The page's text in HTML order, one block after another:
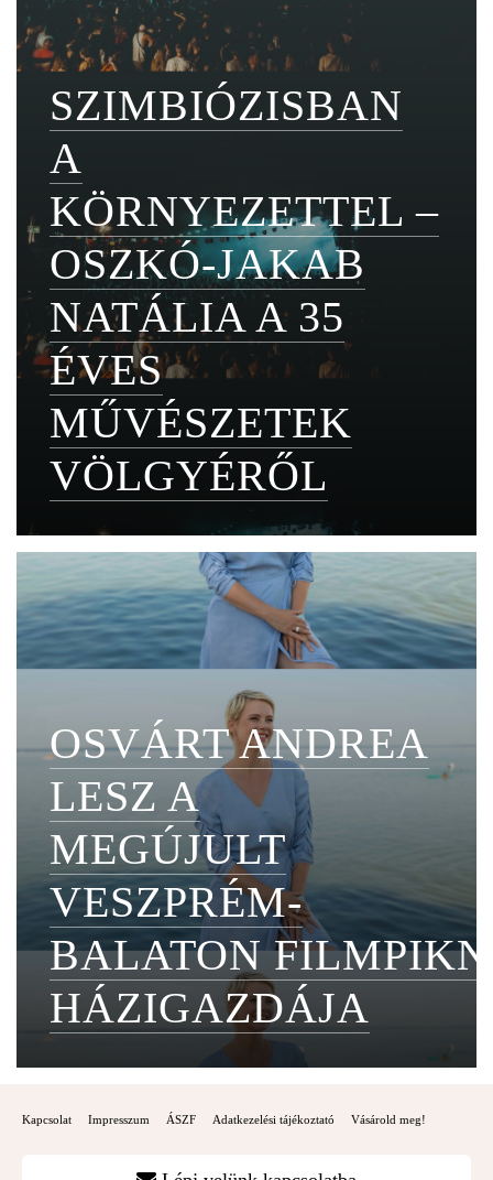
SZIMBIÓZISBAN
A
KÖRNYEZETTEL –
OSZKÓ-JAKAB
NATÁLIA A 35
ÉVES
MŰVÉSZETEK
VÖLGYÉRŐL
OSVÁRT ANDREA
LESZ A
MEGÚJULT
VESZPRÉM-
BALATON
HÁZIGAZDÁJA
Kapcsolat Impresszum ÁSZF Adatkezelési tájékoztató Vásárold meg!